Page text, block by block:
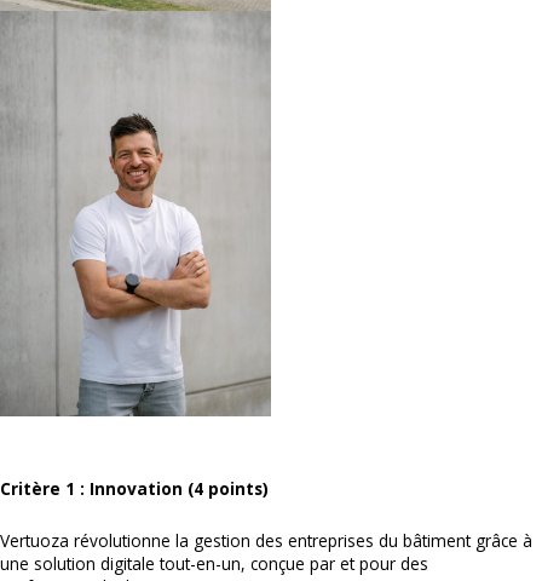
Critère 1 : Innovation (4 points)
Vertuoza révolutionne la gestion des entreprises du bâtiment grâce à
une solution digitale tout-en-un, conçue par et pour des